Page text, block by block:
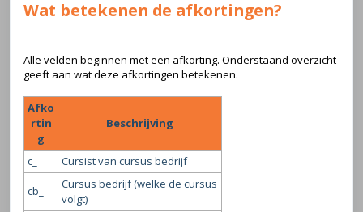
Wat betekenen de afkortingen?
Alle velden beginnen met een afkorting. Onderstaand overzicht
geeft aan wat deze afkortingen betekenen.
Afko
rtin
g
Beschrijving
c_ Cursist van cursus bedrijf
cb_
Cursus bedrijf (welke de cursus
volgt)